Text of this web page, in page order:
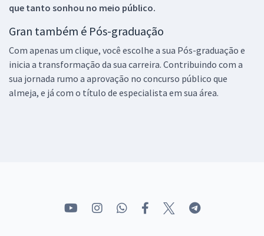
que tanto sonhou no meio público.
Gran também é Pós-graduação
Com apenas um clique, você escolhe a sua Pós-graduação e
inicia a transformação da sua carreira. Contribuindo com a
sua jornada rumo a aprovação no concurso público que
almeja, e já com o título de especialista em sua área.